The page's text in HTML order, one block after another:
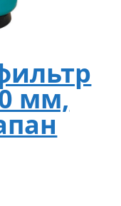
мм,